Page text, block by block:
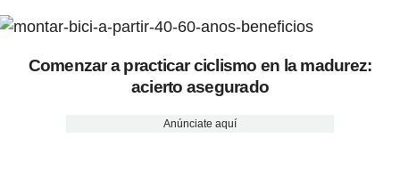
Comenzar a practicar ciclismo en la madurez:
acierto asegurado
Anúnciate aquí